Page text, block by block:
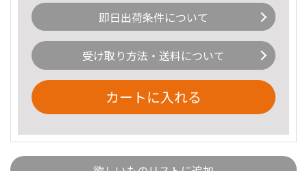
即日出荷条件について
受け取り方法・送料について
カートに入れる